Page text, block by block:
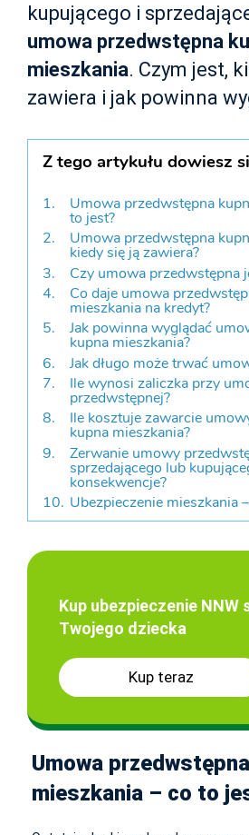
kupującego i
umowa przedwstępna
mieszkania. Czym jest,
zawiera i jak powinna
Z tego artykułu dowiesz
Umowa przedwstępna
to jest?
Umowa przedwstępna
kiedy się ją zawiera?
Czy umowa przedwstępna
Co daje umowa
mieszkania na kredyt?
Jak powinna wyglądać
kupna mieszkania?
Jak długo może trwać
Ile wynosi zaliczka przy
przedwstępnej?
Ile kosztuje zawarcie
kupna mieszkania?
Zerwanie umowy
sprzedającego lub
konsekwencje?
Ubezpieczenie mieszkania
Kup ubezpieczenie NNW
Twojego dziecka
Kup teraz
Umowa
mieszkania – co to